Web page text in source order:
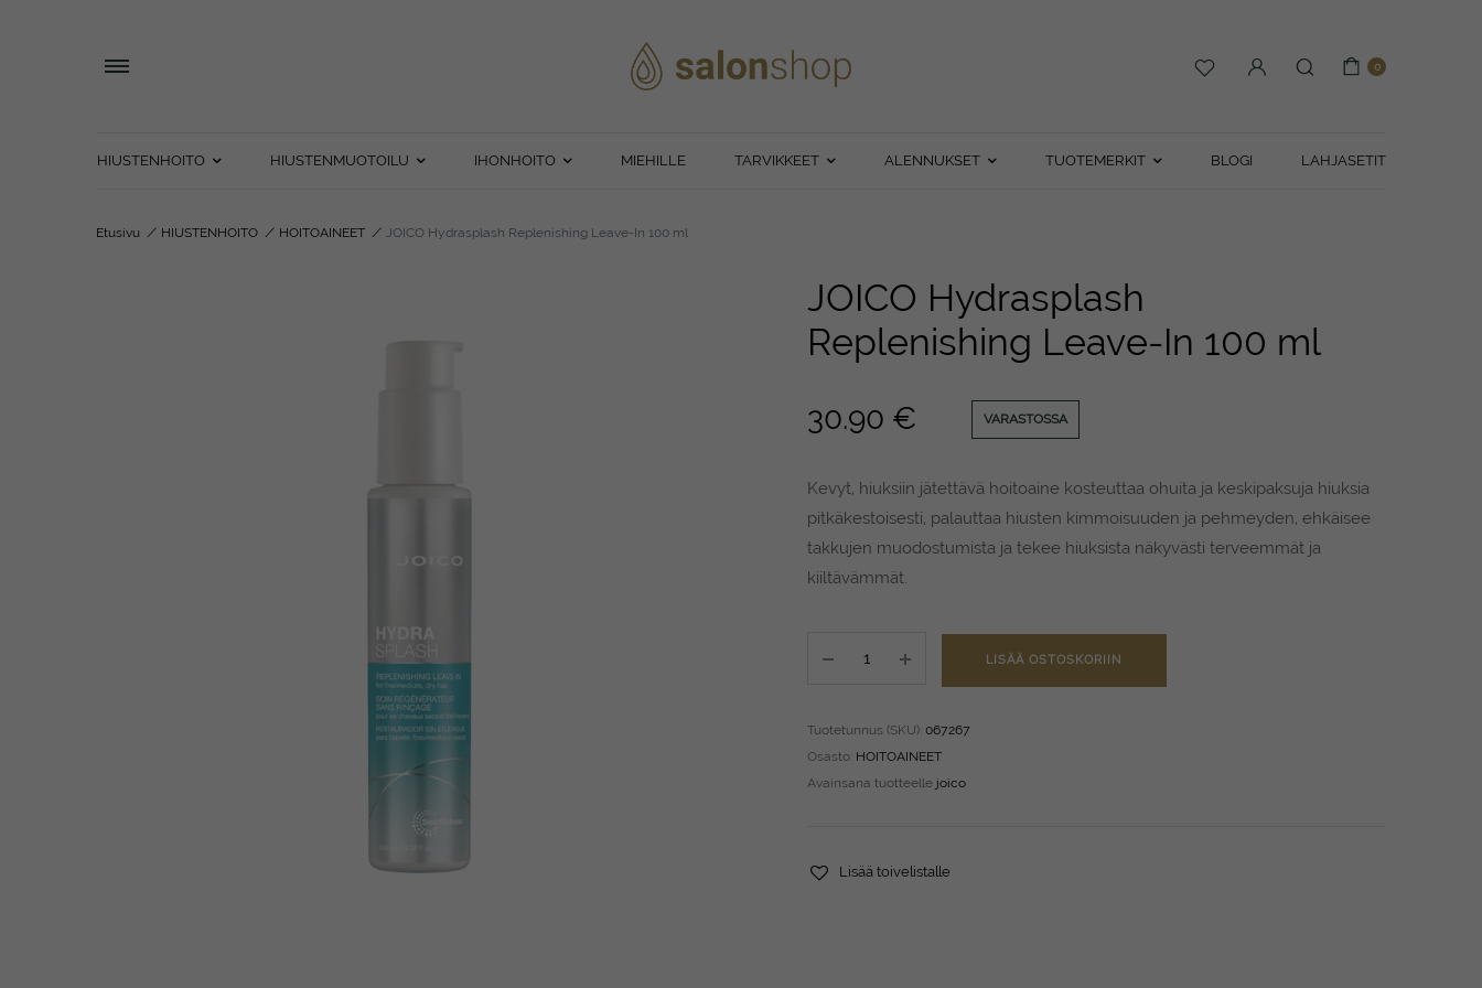
0
HIUSTENHOITO HIUSTENMUOTOILU IHONHOITO MIEHILLE TARVIKKEET ALENNUKSET TUOTEMERKIT BLOGI LAHJASETIT
Etusivu / HIUSTENHOITO / HOITOAINEET / JOICO Hydrasplash Replenishing Leave-In 100 ml
JOICO Hydrasplash
Replenishing Leave-In 100 ml
30.90 € VARASTOSSA
Kevyt, hiuksiin jätettävä hoitoaine kosteuttaa ohuita ja keskipaksuja hiuksia
pitkäkestoisesti, palauttaa hiusten kimmoisuuden ja pehmeyden, ehkäisee
takkujen muodostumista ja tekee hiuksista näkyvästi terveemmät ja
kiiltävämmät.
Hydrasplash
Leave-
In
100
LISÄÄ OSTOSKORIIN
Tuotetunnus (SKU): 067267
Osasto: HOITOAINEET
Avainsana tuotteelle joico
Lisää toivelistalle